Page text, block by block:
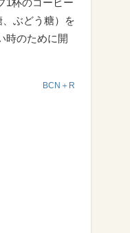
1杯のコーヒー
ぶどう糖）を
時のために開
BCN＋R